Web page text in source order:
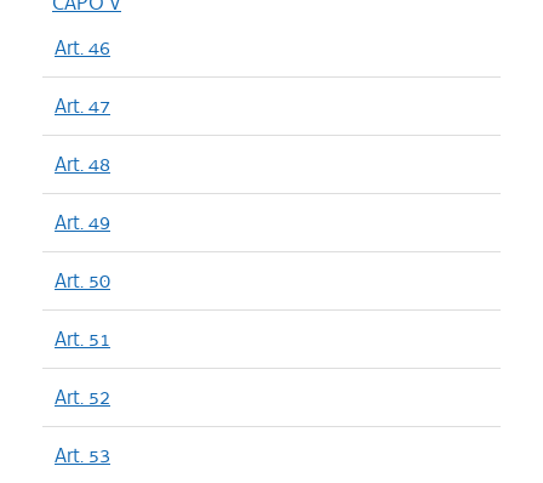
Art. 46
Art. 47
Art. 48
Art. 49
Art. 50
Art. 51
Art. 52
Art. 53